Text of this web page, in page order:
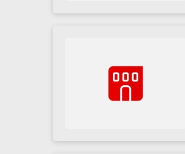
Mercan İletişim -
Serintepe Mah. Kemal Paşa